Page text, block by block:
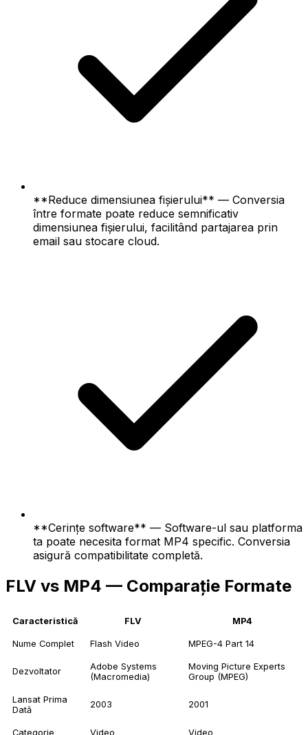
**Reduce dimensiunea fișierului** — Conversia
între formate poate reduce semnificativ
dimensiunea fișierului, facilitând partajarea prin
email sau stocare cloud.
**Cerințe software** — Software-ul sau platforma
ta poate necesita format MP4 specific. Conversia
asigură compatibilitate completă.
FLV vs MP4 — Comparație Formate
Caracteristică FLV MP4
Nume Complet Flash Video MPEG-4 Part 14
Dezvoltator
Adobe Systems
(Macromedia)
Moving Picture Experts
Group (MPEG)
Lansat Prima
Dată
2003 2001
Categorie Video Video